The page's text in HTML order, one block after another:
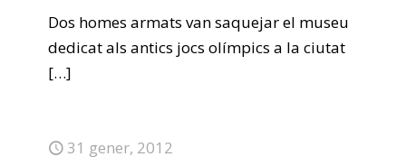
Dos homes armats van saquejar el museu
dedicat als antics jocs olímpics a la ciutat
[…]
31 gener, 2012